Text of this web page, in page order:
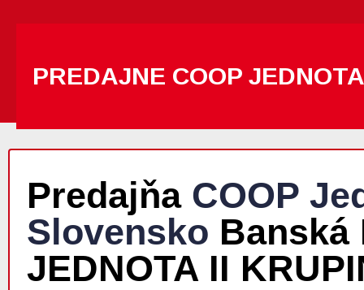
PREDAJNE COOP
Predajňa COOP
Slovensko Banská
JEDNOTA II